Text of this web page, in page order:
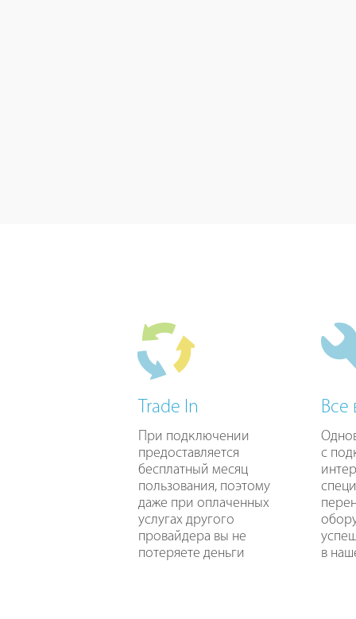
Trade In
При подключении
предоставляется
бесплатный месяц
пользования, поэтому
даже при оплаченных
услугах другого
провайдера вы не
потеряете деньги
Все
с
в